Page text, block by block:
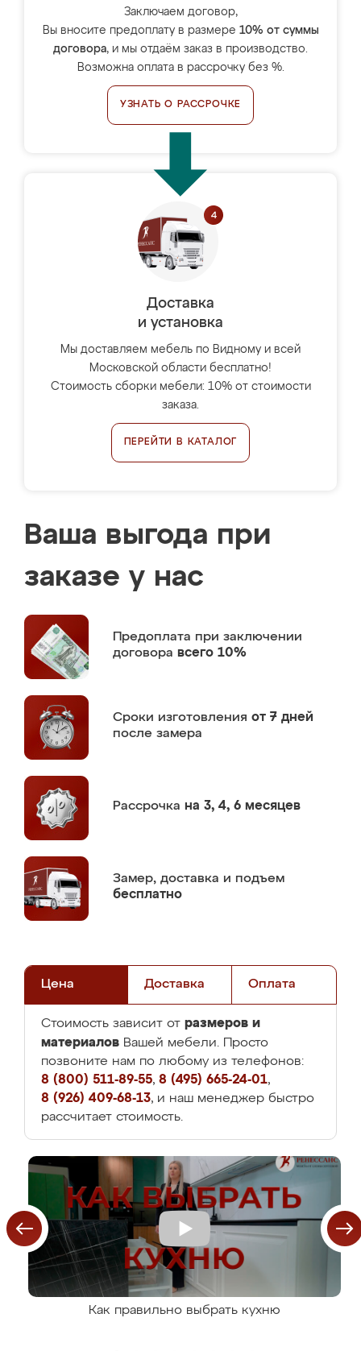
Заключаем договор,
Вы вносите предоплату в размере 10% от суммы
договора, и мы отдаём заказ в производство.
Возможна оплата в рассрочку без %.
УЗНАТЬ О РАССРОЧКЕ
Доставка
и установка
Мы доставляем мебель по Видному и всей
Московской области бесплатно!
Стоимость сборки мебели: 10% от стоимости
заказа.
ПЕРЕЙТИ В КАТАЛОГ
Ваша выгода при
заказе у нас
Предоплата при заключении
договора всего 10%
Сроки изготовления от 7 дней
после замера
Рассрочка на 3, 4, 6 месяцев
Замер, доставка и подъем
бесплатно
Цена Доставка Оплата
Стоимость зависит от размеров и
материалов Вашей мебели. Просто
позвоните нам по любому из телефонов:
8 (800) 511-89-55, 8 (495) 665-24-01,
8 (926) 409-68-13, и наш менеджер быстро
рассчитает стоимость.
Как правильно выбрать кухню